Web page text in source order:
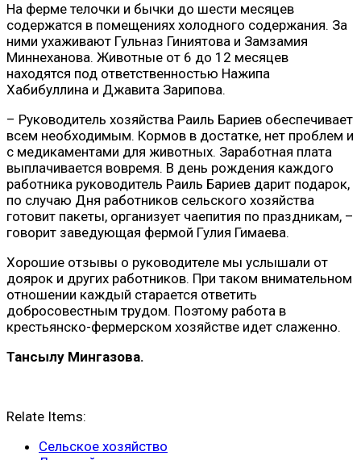
На ферме телочки и бычки до шести месяцев
содержатся в помещениях холодного содержания. За
ними ухаживают Гульназ Гиниятова и Замзамия
Миннеханова. Животные от 6 до 12 месяцев
находятся под ответственностью Нажипа
Хабибуллина и Джавита Зарипова.
– Руководитель хозяйства Раиль Бариев обеспечивает
всем необходимым. Кормов в достатке, нет проблем и
с медикаментами для животных. Заработная плата
выплачивается вовремя. В день рождения каждого
работника руководитель Раиль Бариев дарит подарок,
по случаю Дня работников сельского хозяйства
готовит пакеты, организует чаепития по праздникам, –
говорит заведующая фермой Гулия Гимаева.
Хорошие отзывы о руководителе мы услышали от
доярок и других работников. При таком внимательном
отношении каждый старается ответить
добросовестным трудом. Поэтому работа в
крестьянско-фермерском хозяйстве идет слаженно.
Тансылу Мингазова.
Relate Items:
Сельское хозяйство